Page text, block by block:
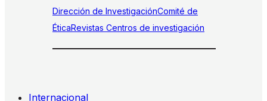
Dirección de InvestigaciónComité de
ÉticaRevistas Centros de investigación
Internacional